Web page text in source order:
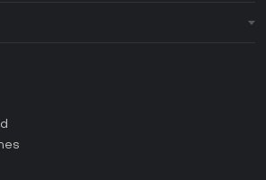
Key de Steam?
Key de Epic Games?
Key de GOG?
Key de Ubisoft Connect?